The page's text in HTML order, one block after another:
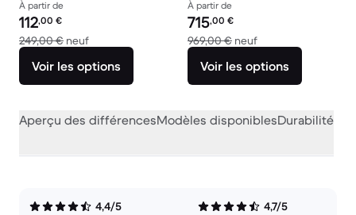
À partir de
Prix reconditionné :
112,00 €
249,00 € neufcontre 249,00 € neuf
Voir les options
À partir de
Prix reconditionné :
715,00 €
969,00 € neufcontre 969,00 €
Voir les options
Aperçu des différencesModèles disponiblesDurabilité
4,4/5
4,7/5